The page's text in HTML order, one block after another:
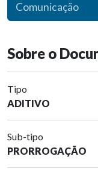
Comunicação
Sobre o
Tipo
ADITIVO
Sub-tipo
PRORROGAÇÃO